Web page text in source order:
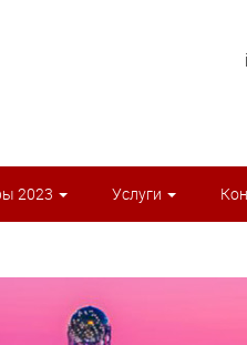
2023 Услуги